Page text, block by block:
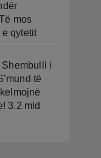
mos
qytetit
i
të
3.2 mld